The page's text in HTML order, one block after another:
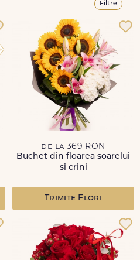
Filtre
de la 369 RON
Buchet din floarea soarelui
si crini
Trimite Flori